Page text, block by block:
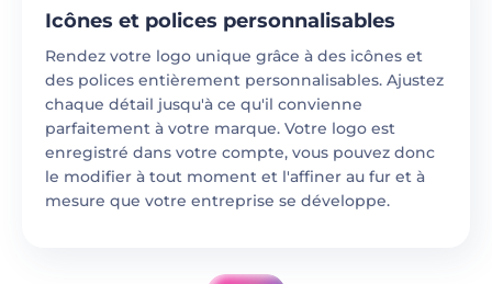
Icônes et polices personnalisables
Rendez votre logo unique grâce à des icônes et
des polices entièrement personnalisables. Ajustez
chaque détail jusqu'à ce qu'il convienne
parfaitement à votre marque. Votre logo est
enregistré dans votre compte, vous pouvez donc
le modifier à tout moment et l'affiner au fur et à
mesure que votre entreprise se développe.